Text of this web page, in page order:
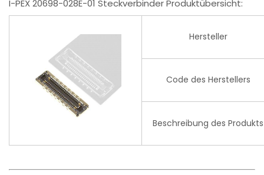
I-PEX 20698-028E-01 Steckverbinder Produktübersicht:
Hersteller
Code des Herstellers
Beschreibung des Produkts